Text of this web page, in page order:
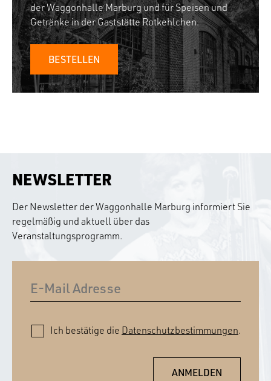
der Waggonhalle Marburg und für Speisen und
Getränke in der Gaststätte Rotkehlchen.
BESTELLEN
NEWSLETTER
Der Newsletter der Waggonhalle Marburg informiert Sie
regelmäßig und aktuell über das
Veranstaltungsprogramm.
Ich bestätige die Datenschutzbestimmungen.